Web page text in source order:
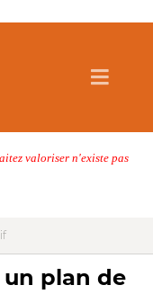
valoriser n'existe pas
plan de